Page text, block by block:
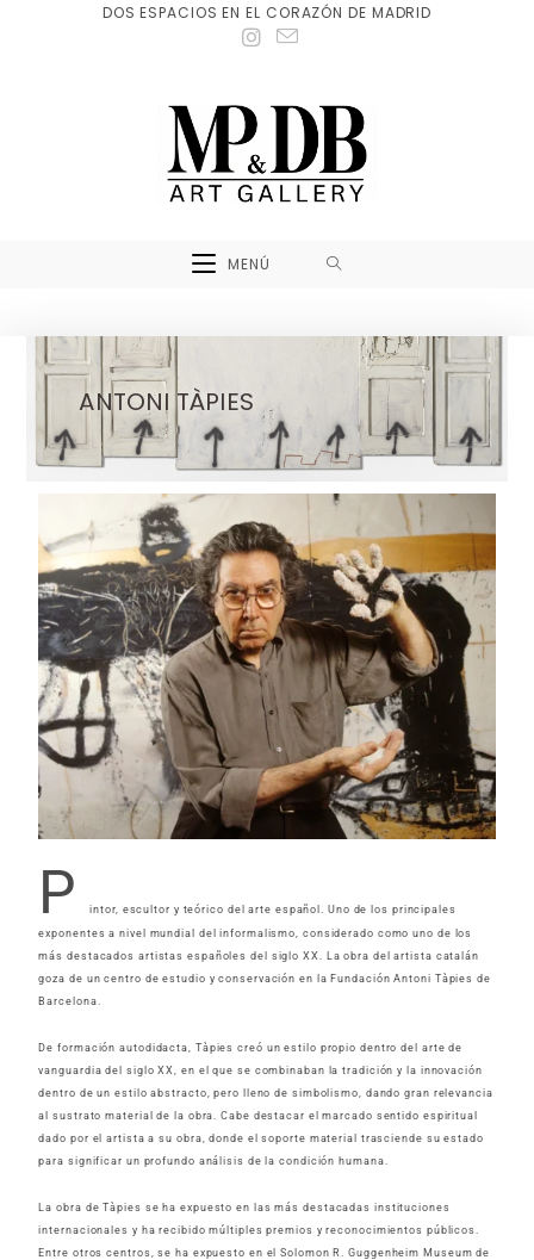
DOS ESPACIOS EN EL CORAZÓN DE MADRID
MENÚ
ANTONI TÀPIES
P
intor, escultor y teórico del arte español. Uno de los principales
exponentes a nivel mundial del informalismo, considerado como uno de los
más destacados artistas españoles del siglo XX. La obra del artista catalán
goza de un centro de estudio y conservación en la Fundación Antoni Tàpies de
Barcelona.
De formación autodidacta, Tàpies creó un estilo propio dentro del arte de
vanguardia del siglo XX, en el que se combinaban la tradición y la innovación
dentro de un estilo abstracto, pero lleno de simbolismo, dando gran relevancia
al sustrato material de la obra. Cabe destacar el marcado sentido espiritual
dado por el artista a su obra, donde el soporte material trasciende su estado
para significar un profundo análisis de la condición humana.
La obra de Tàpies se ha expuesto en las más destacadas instituciones
internacionales y ha recibido múltiples premios y reconocimientos públicos.
Entre otros centros, se ha expuesto en el Solomon R. Guggenheim Museum de